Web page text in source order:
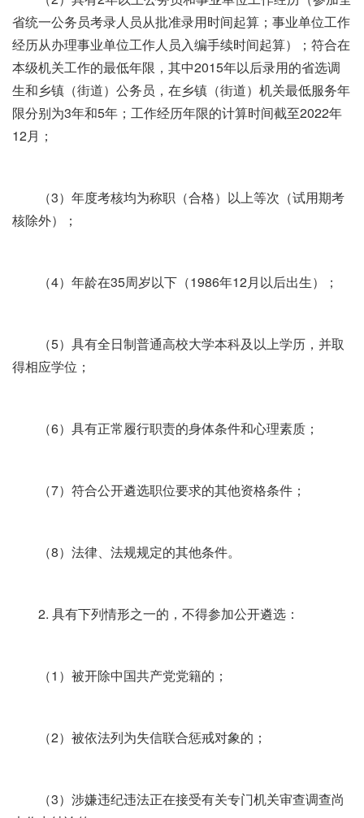
省统一公务员考录人员从批准录用时间起算；事业单位工作
经历从办理事业单位工作人员入编手续时间起算）；符合在
本级机关工作的最低年限，其中2015年以后录用的省选调
生和乡镇（街道）公务员，在乡镇（街道）机关最低服务年
限分别为3年和5年；工作经历年限的计算时间截至2022年
12月；
（3）年度考核均为称职（合格）以上等次（试用期考
核除外）；
（4）年龄在35周岁以下（1986年12月以后出生）；
（5）具有全日制普通高校大学本科及以上学历，并取
得相应学位；
（6）具有正常履行职责的身体条件和心理素质；
（7）符合公开遴选职位要求的其他资格条件；
（8）法律、法规规定的其他条件。
2. 具有下列情形之一的，不得参加公开遴选：
（1）被开除中国共产党党籍的；
（2）被依法列为失信联合惩戒对象的；
（3）涉嫌违纪违法正在接受有关专门机关审查调查尚